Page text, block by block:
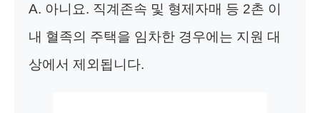
A. 아니요. 직계존속 및 형제자매 등 2촌 이
내 혈족의 주택을 임차한 경우에는 지원 대
상에서 제외됩니다.